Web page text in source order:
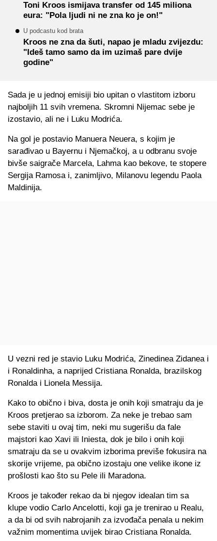
Toni Kroos ismijava transfer od 145 miliona
eura: "Pola ljudi ni ne zna ko je on!"
U podcastu kod brata
Kroos ne zna da šuti, napao je mladu zvijezdu:
"Ideš tamo samo da im uzimaš pare dvije
godine"
Sada je u jednoj emisiji bio upitan o vlastitom izboru
najboljih 11 svih vremena. Skromni Nijemac sebe je
izostavio, ali ne i Luku Modrića.
Na gol je postavio Manuera Neuera, s kojim je
sarađivao u Bayernu i Njemačkoj, a u odbranu svoje
bivše saigrače Marcela, Lahma kao bekove, te stopere
Sergija Ramosa i, zanimljivo, Milanovu legendu Paola
Maldinija.
U vezni red je stavio Luku Modrića, Zinedinea Zidanea i
i Ronaldinha, a naprijed Cristiana Ronalda, brazilskog
Ronalda i Lionela Messija.
Kako to obično i biva, dosta je onih koji smatraju da je
Kroos pretjerao sa izborom. Za neke je trebao sam
sebe staviti u ovaj tim, neki mu sugerišu da fale
majstori kao Xavi ili Iniesta, dok je bilo i onih koji
smatraju da se u ovakvim izborima previše fokusira na
skorije vrijeme, pa obično izostaju one velike ikone iz
prošlosti kao što su Pele ili Maradona.
Kroos je također rekao da bi njegov idealan tim sa
klupe vodio Carlo Ancelotti, koji ga je trenirao u Realu,
a da bi od svih nabrojanih za izvođača penala u nekim
važnim momentima uvijek birao Cristiana Ronalda.